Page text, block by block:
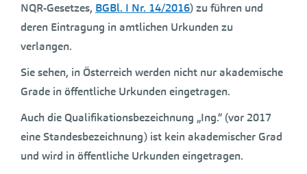
NQR-Gesetzes, BGBl. I Nr. 14/2016) zu führen und
deren Eintragung in amtlichen Urkunden zu
verlangen.
Sie sehen, in Österreich werden nicht nur akademische
Grade in öffentliche Urkunden eingetragen.
Auch die Qualifikationsbezeichnung „Ing.“ (vor 2017
eine Standesbezeichnung) ist kein akademischer Grad
und wird in öffentliche Urkunden eingetragen.